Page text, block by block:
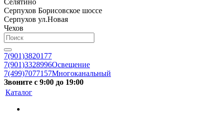
Селятино
Серпухов Борисовское шоссе
Серпухов ул.Новая
Чехов
7(901)3820177
7(901)3328996Освещение
7(499)7077157Многоканальный
Звоните с 9:00 до 19:00
Каталог